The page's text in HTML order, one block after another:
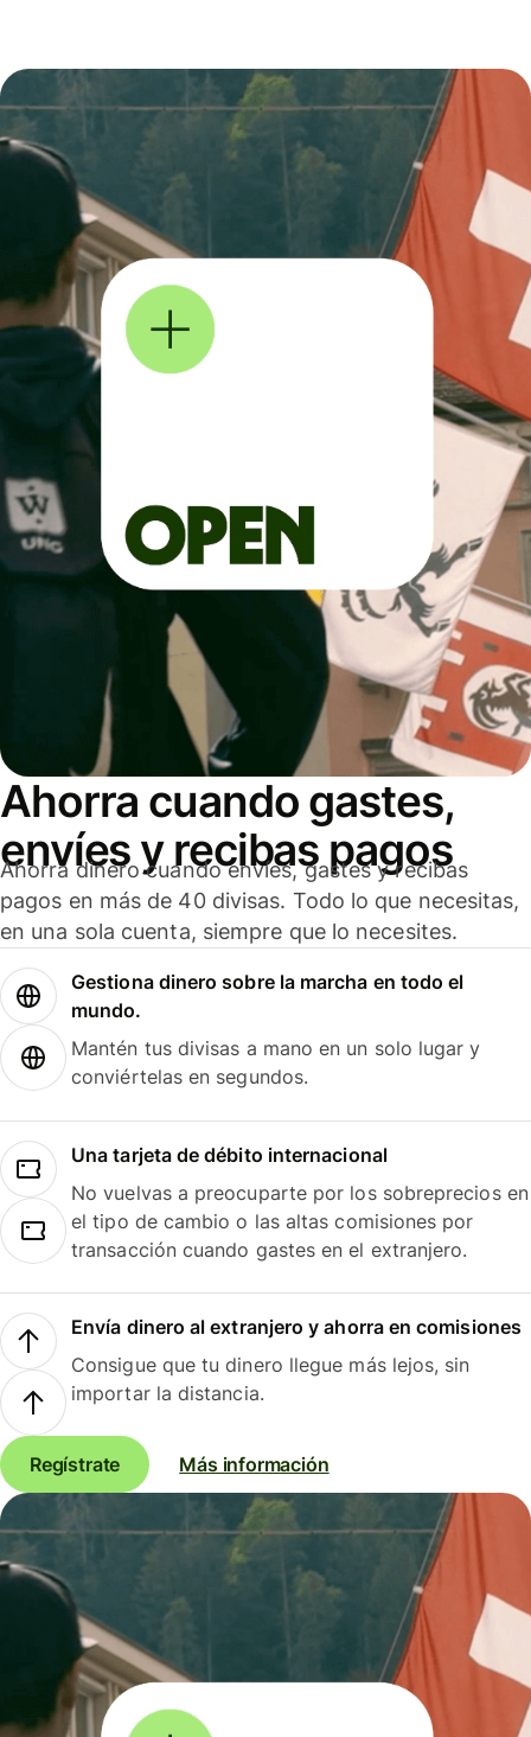
Ahorra cuando gastes,
envíes y recibas pagos
Ahorra dinero cuando envíes, gastes y recibas
pagos en más de 40 divisas. Todo lo que necesitas,
en una sola cuenta, siempre que lo necesites.
Gestiona dinero sobre la marcha en todo el
mundo.
Mantén tus divisas a mano en un solo lugar y
conviértelas en segundos.
Una tarjeta de débito internacional
No vuelvas a preocuparte por los sobreprecios en
el tipo de cambio o las altas comisiones por
transacción cuando gastes en el extranjero.
Envía dinero al extranjero y ahorra en comisiones
Consigue que tu dinero llegue más lejos, sin
importar la distancia.
Regístrate Más información